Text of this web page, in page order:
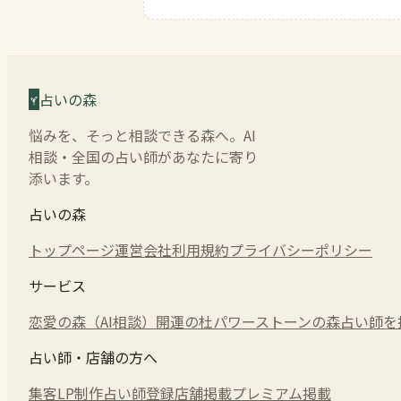
占いの森
悩みを、そっと相談できる森へ。AI
相談・全国の占い師があなたに寄り
添います。
占いの森
トップページ運営会社利用規約プライバシーポリシー
サービス
恋愛の森（AI相談） 開運の杜パワーストーンの森占い師
占い師・店舗の方へ
集客LP制作占い師登録店舗掲載プレミアム掲載